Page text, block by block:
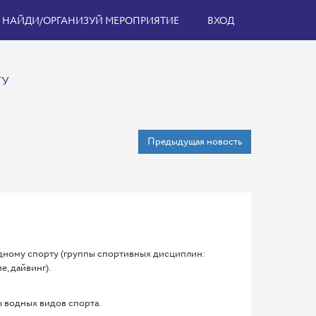
НАЙДИ/ОРГАНИЗУЙ МЕРОПРИЯТИЕ ВХОД
Предыдущая новость
спорту (группы спортивных дисциплин:
дайвинг).
видов спорта.